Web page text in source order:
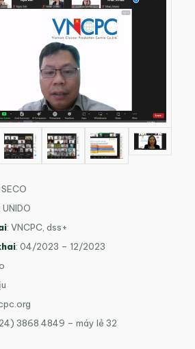
SECO
UNIDO
: VNCPC, dss+
: 04/2023 – 12/2023
3868 4849 – máy lẻ 32